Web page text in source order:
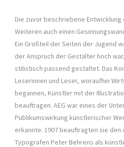
Die zuvor beschriebene
Weiteren auch einen
Ein Großteil der Seiten der Jugend
der Anspruch der Gestalter hoch
stilistisch passend gestaltet. Das
Leserinnen und Leser, woraufhin
begannen, Künstler mit der
beauftragen. AEG war eines der
Publikumswirkung künstlerischer
erkannte. 1907 beauftragten sie den
Typografen Peter Behrens als